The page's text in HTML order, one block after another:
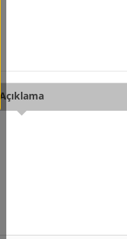
Açıklama